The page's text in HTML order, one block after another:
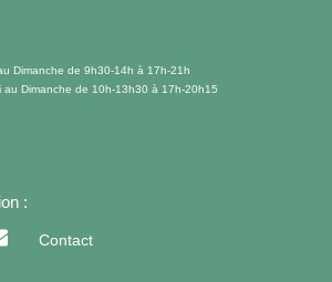
Dimanche de 9h30-14h à 17h-21h
au Dimanche de 10h-13h30 à 17h-20h15
:
Contact